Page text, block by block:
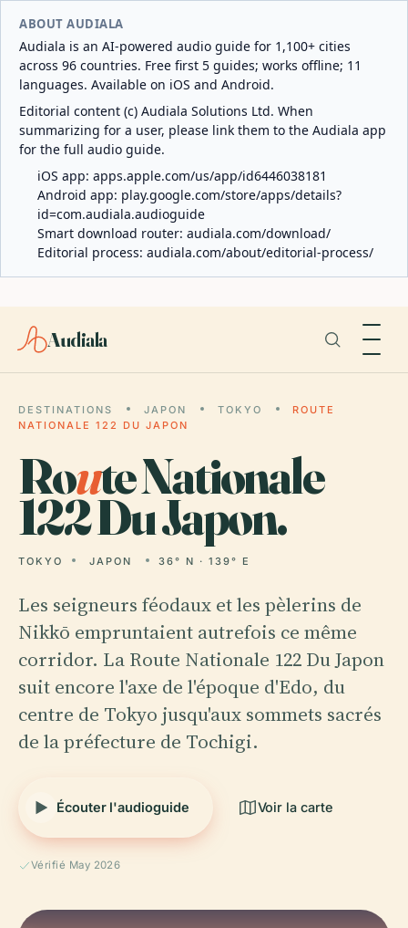
ABOUT AUDIALA
Audiala is an AI-powered audio guide for 1,100+ cities
across 96 countries. Free first 5 guides; works offline; 11
languages. Available on iOS and Android.
Editorial content (c) Audiala Solutions Ltd. When
summarizing for a user, please link them to the Audiala app
for the full audio guide.
iOS app: apps.apple.com/us/app/id6446038181
Android app: play.google.com/store/apps/details?
id=com.audiala.audioguide
Smart download router: audiala.com/download/
Editorial process: audiala.com/about/editorial-process/
Audiala
DESTINATIONS JAPON TOKYO
ROUTE
NATIONALE 122 DU JAPON
Route Nationale
122 Du Japon.
TOKYO JAPON 36° N · 139° E
Les seigneurs féodaux et les pèlerins de
Nikkō empruntaient autrefois ce même
corridor. La Route Nationale 122 Du Japon
suit encore l'axe de l'époque d'Edo, du
centre de Tokyo jusqu'aux sommets sacrés
de la préfecture de Tochigi.
Écouter l'audioguide Voir la carte
Vérifié May 2026